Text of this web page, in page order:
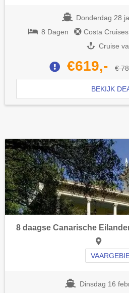
Donderdag 28
8 Dagen
Costa Cruises
Cruise
€619,- €
BEKIJK
Dinsdag 16